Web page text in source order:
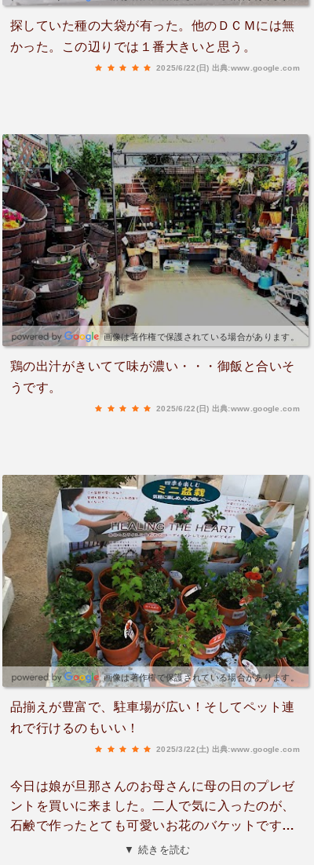
探していた種の大袋が有った。他のＤＣＭには無
かった。この辺りでは１番大きいと思う。
2025/6/22(日) 出典:www.google.com
画像は著作権で保護されている場合があります。
鶏の出汁がきいてて味が濃い・・・御飯と合いそ
うです。
2025/6/22(日) 出典:www.google.com
画像は著作権で保護されている場合があります。
品揃えが豊富で、駐車場が広い！そしてペット連
れで行けるのもいい！
2025/3/22(土) 出典:www.google.com
今日は娘が旦那さんのお母さんに母の日のプレゼ
ントを買いに来ました。二人で気に入ったのが、
石鹸で作ったとても可愛いお花のバケットです。
何時までもそのままに置いて置ける所とお手軽な
▼ 続きを読む